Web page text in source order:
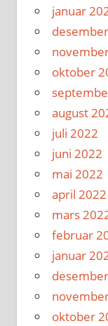
januar
oktober
august
juli 2022
juni 2022
mai 2022
april 2022
mars
februar
januar
oktober